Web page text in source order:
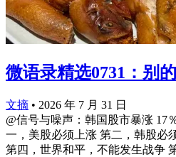
微语录精选0731：别
文摘 • 2026 年 7 月 31 日
@信号与噪声：韩国股市暴涨 17
一，美股必须上涨 第二，韩股必
第四，世界和平，不能发生战争